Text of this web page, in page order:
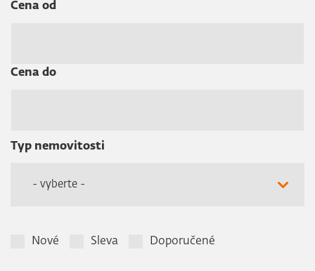
Cena od
Cena do
Typ nemovitosti
- vyberte -
Nové Sleva Doporučené